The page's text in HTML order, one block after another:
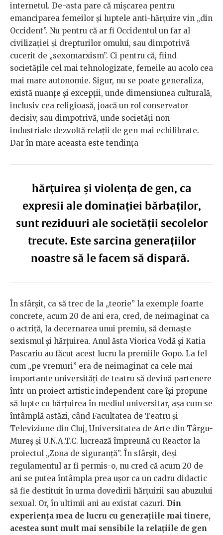
internetul. De-asta pare că mișcarea pentru
emanciparea femeilor și luptele anti-hărțuire vin „din
Occident”. Nu pentru că ar fi Occidentul un far al
civilizației și drepturilor omului, sau dimpotrivă
cucerit de „sexomarxism”. Ci pentru că, fiind
societățile cel mai tehnologizate, femeile au acolo cea
mai mare autonomie. Sigur, nu se poate generaliza,
există nuanțe și excepții, unde dimensiunea culturală,
inclusiv cea religioasă, joacă un rol conservator
decisiv, sau dimpotrivă, unde societăți non-
industriale dezvoltă relații de gen mai echilibrate.
Dar în mare aceasta este tendința -
hărțuirea și violența de gen, ca
expresii ale dominației bărbaților,
sunt reziduuri ale societății secolelor
trecute. Este sarcina generațiilor
noastre să le facem să dispară.
În sfârșit, ca să trec de la „teorie” la exemple foarte
concrete, acum 20 de ani era, cred, de neimaginat ca
o actriță, la decernarea unui premiu, să demaște
sexismul și hărțuirea. Anul ăsta Viorica Vodă și Katia
Pascariu au făcut acest lucru la premiile Gopo. La fel
cum „pe vremuri” era de neimaginat ca cele mai
importante universități de teatru să devină partenere
într-un proiect artistic independent care își propune
să lupte cu hărțuirea în mediul universitar, așa cum se
întâmplă astăzi, când Facultatea de Teatru și
Televiziune din Cluj, Universitatea de Arte din Târgu-
Mureș și U.N.A.T.C. lucrează împreună cu Reactor la
proiectul „Zona de siguranță”. În sfârșit, deși
regulamentul ar fi permis-o, nu cred că acum 20 de
ani se putea întâmpla prea ușor ca un cadru didactic
să fie destituit în urma dovedirii hărțuirii sau abuzului
sexual. Or, în ultimii ani au existat cazuri. Din
experiența mea de lucru cu generațiile mai tinere,
acestea sunt mult mai sensibile la relațiile de gen